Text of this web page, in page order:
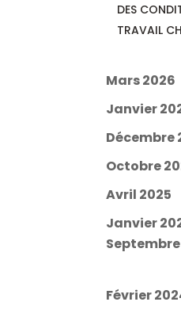
DES
TRAVAIL
Mars 2026
Janvier
Décembre
Octobre
Avril 2025
Janvier
Février